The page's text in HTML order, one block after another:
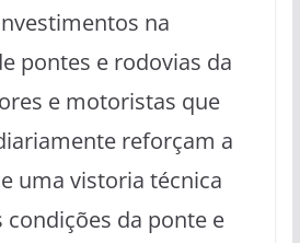
na
pontes e rodovias da
e motoristas que
reforçam a
uma vistoria técnica
condições da ponte e